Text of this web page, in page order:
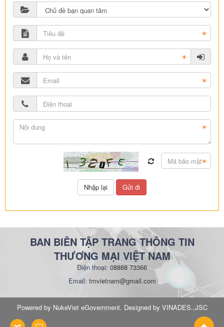
BAN BIÊN TẬP TRANG THÔNG TIN
THƯƠNG MẠI VIỆT NAM
Điện thoại: 08888 73366
Email: tmvietnam@gmail.com
Powered by NukeViet eGovernment. Designed by VINADES.,JSC